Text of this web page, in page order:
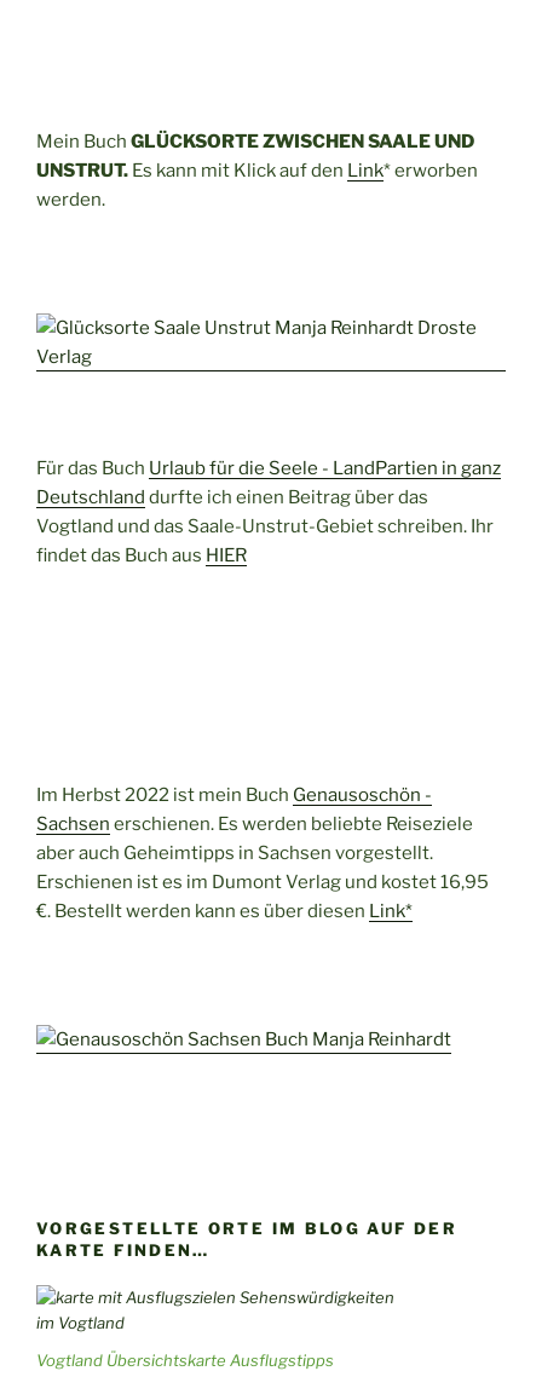
Mein Buch GLÜCKSORTE ZWISCHEN SAALE UND
UNSTRUT. Es kann mit Klick auf den Link* erworben
werden.
Für das Buch Urlaub für die Seele - LandPartien in ganz
Deutschland durfte ich einen Beitrag über das
Vogtland und das Saale-Unstrut-Gebiet schreiben. Ihr
findet das Buch aus HIER
Im Herbst 2022 ist mein Buch Genausoschön -
Sachsen erschienen. Es werden beliebte Reiseziele
aber auch Geheimtipps in Sachsen vorgestellt.
Erschienen ist es im Dumont Verlag und kostet 16,95
€. Bestellt werden kann es über diesen Link*
VORGESTELLTE ORTE IM BLOG AUF DER
KARTE FINDEN…
Vogtland Übersichtskarte Ausflugstipps